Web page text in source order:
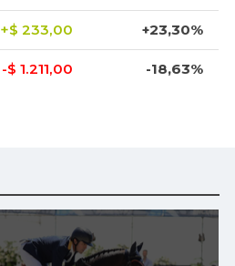
+$ 233,00 +23,30%
-$ 1.211,00 -18,63%
+$ 456,00